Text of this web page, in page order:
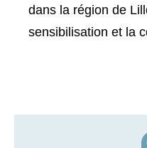
dans la région de
sensibilisation et la